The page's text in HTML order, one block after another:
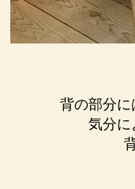
背の部分
気分に